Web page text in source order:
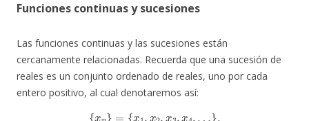
Funciones continuas y sucesiones
Las funciones continuas y las sucesiones están
cercanamente relacionadas. Recuerda que una sucesión de
reales es un conjunto ordenado de reales, uno por cada
entero positivo, al cual denotaremos así:
{ xn {x1 x2 x3 x4 .